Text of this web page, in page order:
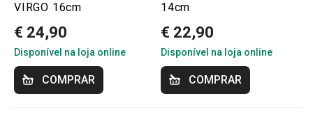
VIRGO 16cm
€ 24,90
Disponível na loja online
COMPRAR
14cm
€ 22,90
Disponível na loja online
COMPRAR